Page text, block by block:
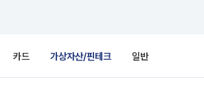
카드 가상자산/핀테크 일반